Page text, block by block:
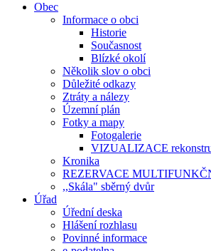
Obec
Informace o obci
Historie
Současnost
Blízké okolí
Několik slov o obci
Důležité odkazy
Ztráty a nálezy
Územní plán
Fotky a mapy
Fotogalerie
VIZUALIZACE
Kronika
REZERVACE
,,Skála" sběrný dvůr
Úřad
Úřední deska
Hlášení rozhlasu
Povinné informace